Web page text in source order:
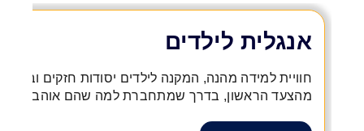
אנגלית לילדים
חוויית למידה מהנה, המקנה לילדים יסודות חזקים
מהצעד הראשון, בדרך שמתחברת למה שהם אוהבים.